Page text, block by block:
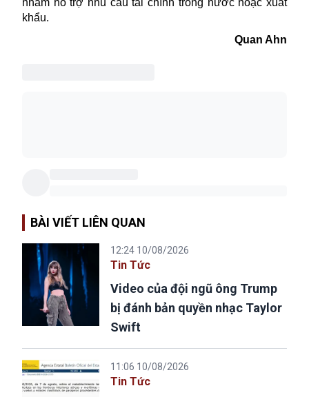
nhằm hỗ trợ nhu cầu tài chính trong nước hoặc xuất
khẩu.
Quan Ahn
BÀI VIẾT LIÊN QUAN
12:24 10/08/2026
Tin Tức
Video của đội ngũ ông Trump
bị đánh bản quyền nhạc Taylor
Swift
11:06 10/08/2026
Tin Tức